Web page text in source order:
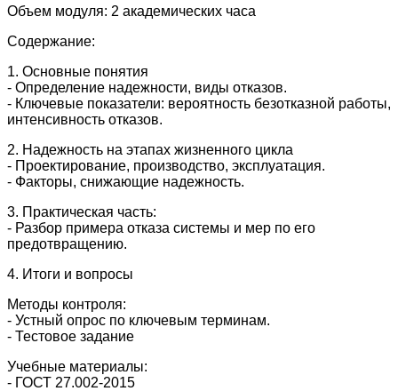
Объем модуля: 2 академических часа
Содержание:
1. Основные понятия
- Определение надежности, виды отказов.
- Ключевые показатели: вероятность безотказной работы,
интенсивность отказов.
2. Надежность на этапах жизненного цикла
- Проектирование, производство, эксплуатация.
- Факторы, снижающие надежность.
3. Практическая часть:
- Разбор примера отказа системы и мер по его
предотвращению.
4. Итоги и вопросы
Методы контроля:
- Устный опрос по ключевым терминам.
- Тестовое задание
Учебные материалы:
- ГОСТ 27.002-2015